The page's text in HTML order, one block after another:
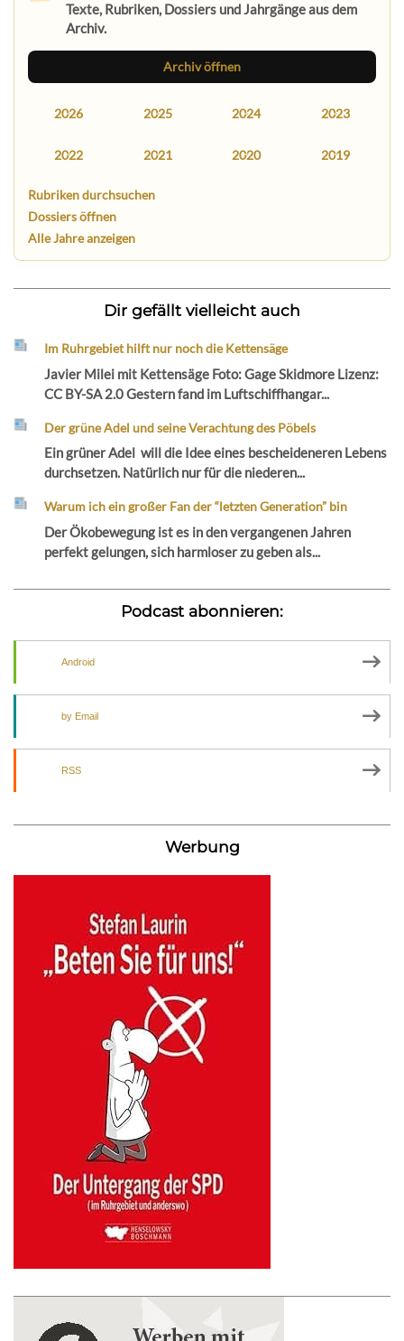
Texte, Rubriken, Dossiers und Jahrgänge aus dem
Archiv.
Archiv öffnen
2026 2025 2024 2023
2022 2021 2020 2019
Rubriken durchsuchen
Dossiers öffnen
Alle Jahre anzeigen
Dir gefällt vielleicht auch
Im Ruhrgebiet hilft nur noch die Kettensäge
Javier Milei mit Kettensäge Foto: Gage Skidmore Lizenz:
CC BY-SA 2.0 Gestern fand im Luftschiffhangar...
Der grüne Adel und seine Verachtung des Pöbels
Ein grüner Adel will die Idee eines bescheideneren Lebens
durchsetzen. Natürlich nur für die niederen...
Warum ich ein großer Fan der “letzten Generation” bin
Der Ökobewegung ist es in den vergangenen Jahren
perfekt gelungen, sich harmloser zu geben als...
Podcast abonnieren:
Android
by Email
RSS
Werbung